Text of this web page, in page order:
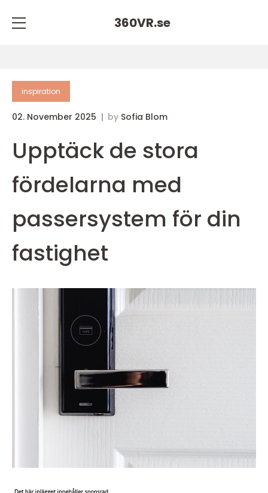
360VR.se
inspiration
02. November 2025 by Sofia Blom
Upptäck de stora
fördelarna med
passersystem för din
fastighet